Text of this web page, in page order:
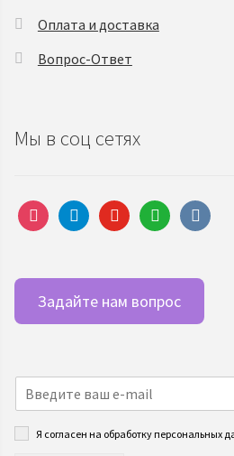
Оплата и доставка
Вопрос-Ответ
Мы в соц сетях
instagramtelegramyoutubewhatsappvkontakte
Задайте нам вопрос
Я согласен на обработку персональных